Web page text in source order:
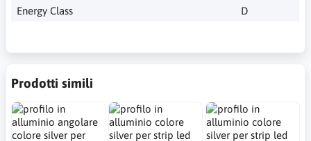
Energy Class D
Prodotti simili